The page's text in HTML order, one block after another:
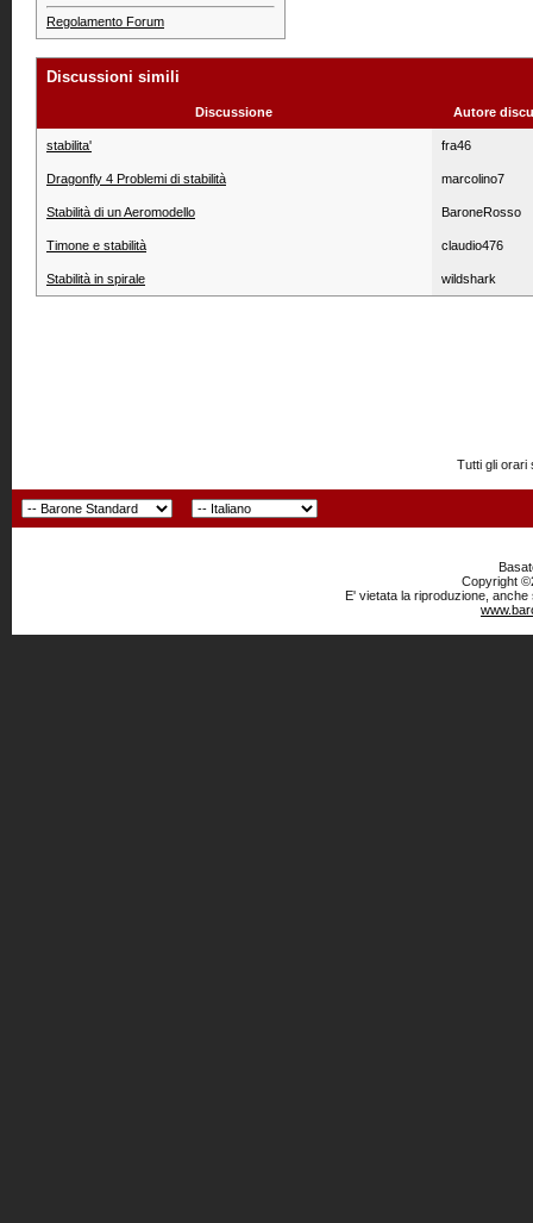
Regolamento Forum
Discussioni simili
Discussione Autore
stabilita' fra46
Dragonfly 4 Problemi di stabilità marcolino7
Stabilità di un Aeromodello BaroneRosso
Timone e stabilità claudio476
Stabilità in spirale wildshark
Tutti gli orari
Copyright
E' vietata la riproduzione,